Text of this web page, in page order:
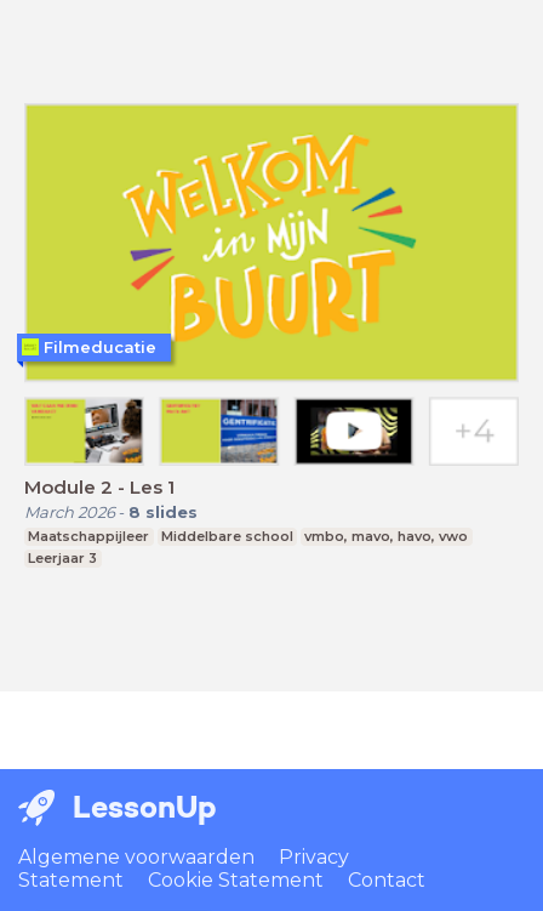
Module 2 - Les 1
March 2026- 8 slides
Maatschappijleer Middelbare school
vmbo, mavo, havo, vwo
Leerjaar 3
Filmeducatie
LessonUp
Algemene voorwaarden
Privacy
Statement
Cookie Statement Contact